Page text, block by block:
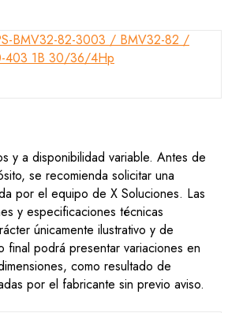
y a disponibilidad variable. Antes de
se recomienda solicitar una
por el equipo de X Soluciones. Las
y especificaciones técnicas
únicamente ilustrativo y de
podrá presentar variaciones en
como resultado de
por el fabricante sin previo aviso.